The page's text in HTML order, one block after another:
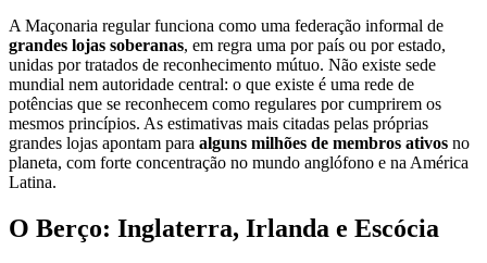
A Maçonaria regular funciona como uma federação informal de
grandes lojas soberanas, em regra uma por país ou por estado,
unidas por tratados de reconhecimento mútuo. Não existe sede
mundial nem autoridade central: o que existe é uma rede de
potências que se reconhecem como regulares por cumprirem os
mesmos princípios. As estimativas mais citadas pelas próprias
grandes lojas apontam para alguns milhões de membros ativos no
planeta, com forte concentração no mundo anglófono e na América
Latina.
O Berço: Inglaterra, Irlanda e Escócia